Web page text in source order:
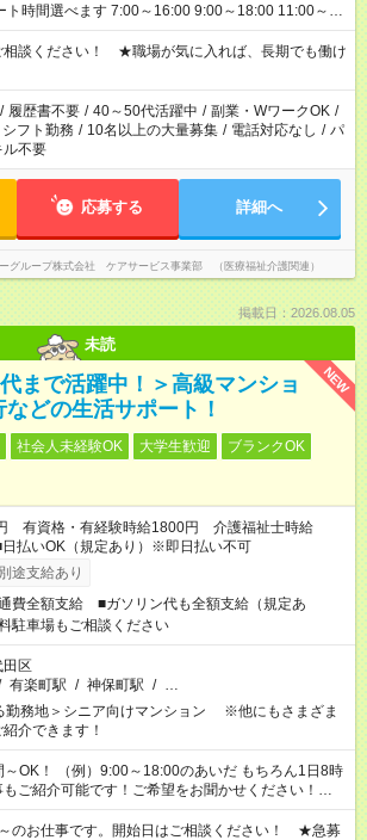
時間選べます 7:00～16:00 9:00～18:00 11:00～
クの場合、他のお仕事と合わせ
の就業はご案内できません ※法令に基づき、週20時
は社会保険への加入対象となります ※労働者派遣法
の原則禁止）により、短時間・短期間の就業はご
い場合があります
相談ください！ ★職場が気に入れば、長期でも働け
/ 履歴書不要 / 40～50代活躍中 / 副業・WワークOK /
シフト勤務 / 10名以上の大量募集 / 電話対応なし / パ
ル不要
応募する 詳細へ
グループ株式会社 ケアサービス事業部 （医療福祉介護関連）
掲載日：2026.08.05
未読
NEW
まで活躍中！＞高級マンショ
どの生活サポート！
社会人未経験OK 大学生歓迎
ブランクOK
有資格・有経験時給1800円 介護福祉士時給
払いOK（規定あり）※即日払い不可
途支給あり
費全額支給 ■ガソリン代も全額支給（規定あ
駐車場もご相談ください
区
有楽町駅 / 神保町駅 / …
勤務地＞シニア向けマンション ※他にもさまざま
介できます！
OK！ （例）9:00～18:00のあいだ もちろん1日8時
もご紹介可能です！ご希望をお聞かせください！★家
休みが必要な場合も遠慮なくご相談ください。 ※
間以上の勤務が必要です
のお仕事です。開始日はご相談ください！ ★急募